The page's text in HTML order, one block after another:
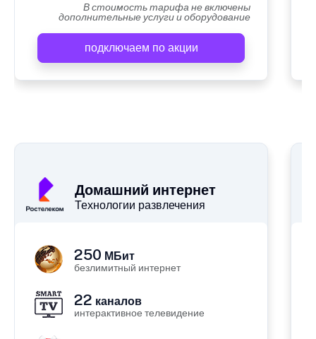
В стоимость тарифа не включены
дополнительные услуги и оборудование
подключаем по акции
Домашний интернет
Технологии развлечения
250 МБит
безлимитный интернет
22 каналов
интерактивное телевидение